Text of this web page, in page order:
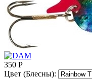
350 Р
Цвет (Блесны):